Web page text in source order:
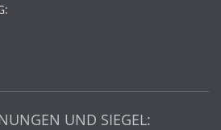
UND SIEGEL: